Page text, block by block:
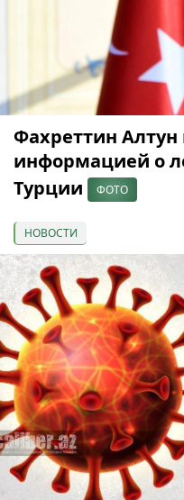
Фахреттин
информацией о
Турции
ФОТО
НОВОСТИ